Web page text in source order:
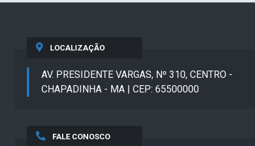
LOCALIZAÇÃO
AV. PRESIDENTE VARGAS, Nº 310, CENTRO -
CHAPADINHA - MA | CEP: 65500000
FALE CONOSCO